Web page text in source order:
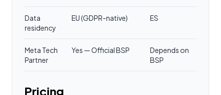
Data
residency
EU (GDPR-native) ES
Meta Tech
Partner
Yes — Official BSP
Depends on
BSP
Pricing